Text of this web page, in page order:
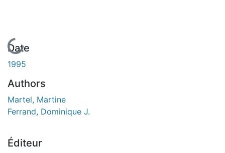
En cours de chargement...
Date
1995
Authors
Martel, Martine
Ferrand, Dominique J.
Éditeur